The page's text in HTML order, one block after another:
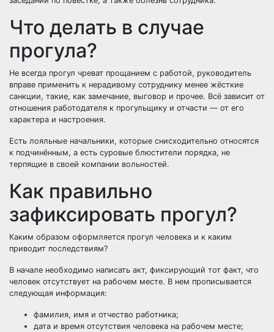
Что делать в случае
прогула?
Не всегда прогул чреват прощанием с работой, руководитель
вправе применить к нерадивому сотруднику менее жёсткие
санкции, такие, как замечание, выговор и прочее. Всё зависит от
отношения работодателя к прогульщику и отчасти — от его
характера и настроения.
Есть лояльные начальники, которые снисходительно относятся
к подчинённым, а есть суровые блюстители порядка, не
терпящие в своей компании вольностей.
Как правильно
зафиксировать прогул?
Каким образом оформляется прогул человека и к каким
приводит последствиям?
В начале необходимо написать акт, фиксирующий тот факт, что
человек отсутствует на рабочем месте. В нем прописывается
следующая информация:
фамилия, имя и отчество работника;
дата и время отсутствия человека на рабочем месте;